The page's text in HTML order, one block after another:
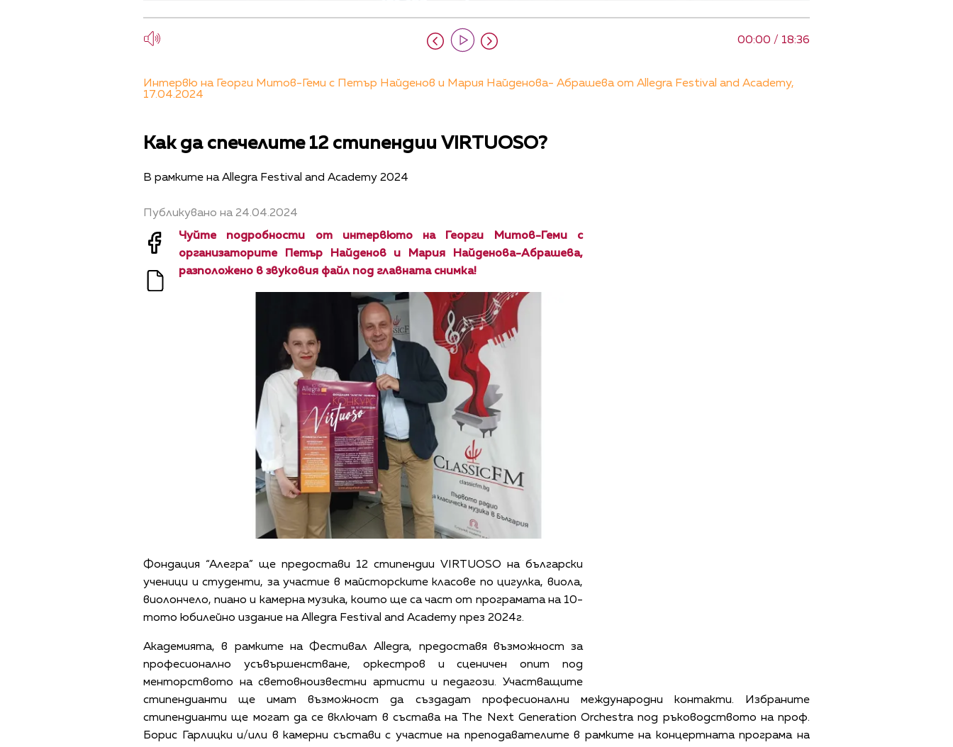
00:00 / 18:36
Интервю на Георги Митов-Геми с Петър Найденов и Мария Найденова- Абрашева от Allegra Festival and Academy,
17.04.2024
Как да спечелите 12 стипендии VIRTUOSO?
В рамките на Allegra Festival and Academy 2024
Публикувано на 24.04.2024
Чуйте подробности от интервюто на Георги Митов-Геми с
организаторите Петър Найденов и Мария Найденова-Абрашева,
разположено в звуковия файл под главната снимка!
Фондация “Алегра” ще предостави 12 стипендии VIRTUOSO на български
ученици и студенти, за участие в майсторските класове по цигулка, виола,
виолончело, пиано и камерна музика, които ще са част от програмата на 10-
тото юбилейно издание на Allegra Festival and Academy през 2024г.
Академията, в рамките на Фестивал Allegra, предоставя възможност за
професионално усъвършенстване, оркестров и сценичен опит под
менторството на световноизвестни артисти и педагози. Участващите
стипендианти ще имат възможност да създадат професионални международни контакти. Избраните
стипендианти ще могат да се включат в състава на The Next Generation Orchestra под ръководството на проф.
Борис Гарлицки и/или в камерни състави с участие на преподавателитe в рамките на концертната програма на